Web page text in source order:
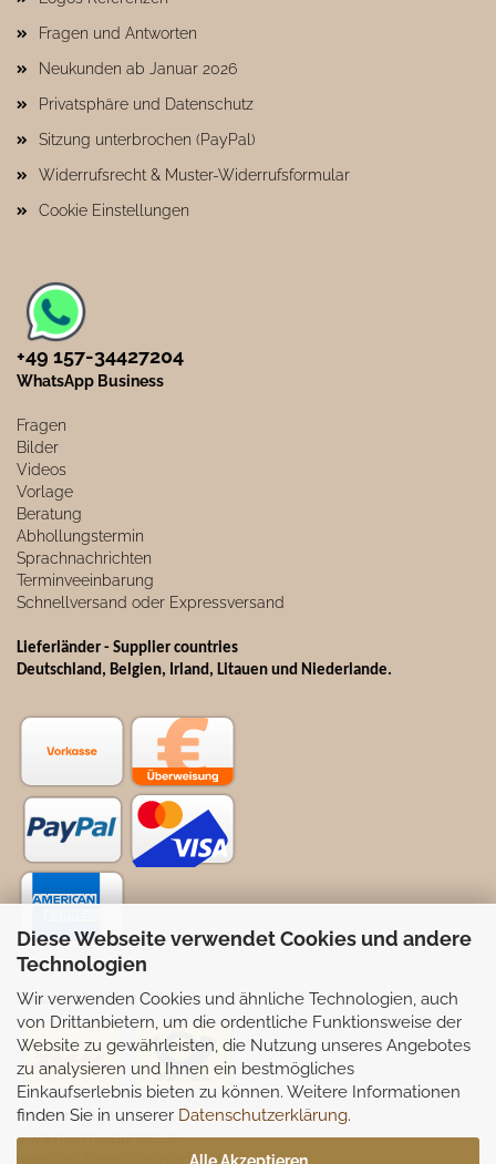
Diese Webseite verwendet Cookies und andere
Technologien
Wir verwenden Cookies und ähnliche Technologien, auch
von Drittanbietern, um die ordentliche Funktionsweise der
Website zu gewährleisten, die Nutzung unseres Angebotes
zu analysieren und Ihnen ein bestmögliches
Einkaufserlebnis bieten zu können. Weitere Informationen
finden Sie in unserer Datenschutzerklärung.
Alle Akzeptieren
Fragen und Antworten
Neukunden ab Januar 2026
Privatsphäre und Datenschutz
Sitzung unterbrochen (PayPal)
Widerrufsrecht & Muster-Widerrufsformular
Cookie Einstellungen
+49 157-34427204​
WhatsApp Business
Fragen
Bilder
Videos
Vorlage
Beratung
Abhollungstermin
Sprachnachrichten
Terminveeinbarung
Schnellversand oder Expressversand
Lieferländer - Supplier countries
Deutschland, Belgien, Irland, Litauen und Niederlande.
Selbstabhollung möglich
Partnerseiten:
www.murmelbuntes.de
www.der-kleine-dekoladen.de